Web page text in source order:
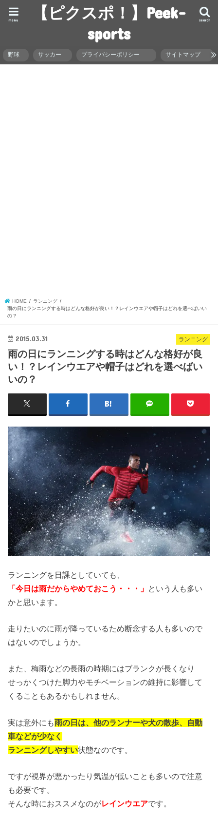
【ピクスポ！】Peek-
sports
search
menu
野球 サッカー プライバシーポリシー サイトマップ
HOME
ランニング
雨の日にランニングする時はどんな格好が良い！？レインウエアや帽子はどれを選べばいい
の？
ランニング
2015.03.31
雨の日にランニングする時はどんな格好が良
い！？レインウエアや帽子はどれを選べばい
いの？
ランニングを日課としていても、
「今日は雨だからやめておこう・・・」
という人も多い
かと思います。
走りたいのに雨が降っているため断念する人も多いので
はないのでしょうか。
また、梅雨などの長雨の時期にはブランクが長くなり
せっかくつけた脚力やモチベーションの維持に影響して
くることもあるかもしれません。
実は意外にも雨の日は、他のランナーや犬の散歩、自動
車などが少なく
ランニングしやすい状態なのです。
ですが視界が悪かったり気温が低いことも多いので注意
も必要です。
そんな時におススメなのがレインウエアです。